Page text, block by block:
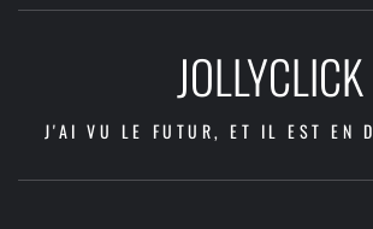
JOLLYCLICK
J'AI VU LE FUTUR, ET IL EST EN